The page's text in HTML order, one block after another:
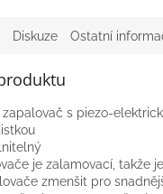
Diskuze Ostatní
s piezo-
je zalamovací, takže
zmenšit pro